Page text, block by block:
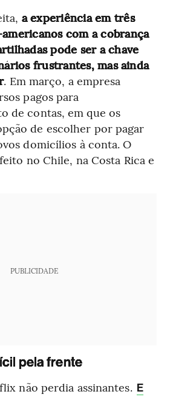
a experiência em três
com a cobrança
pode ser a chave
frustrantes, mas ainda
. Em março, a empresa
pagos para
de contas, em que os
de escolher por pagar
domicílios à conta. O
no Chile, na Costa Rica e
PUBLICIDADE
pela frente
não perdia assinantes. E